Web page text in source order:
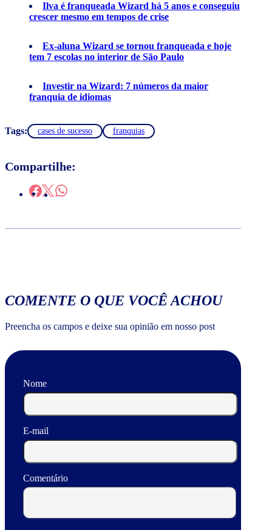
Ilva é franqueada Wizard há 5 anos e conseguiu
crescer mesmo em tempos de crise
Ex-aluna Wizard se tornou franqueada e hoje
tem 7 escolas no interior de São Paulo
Investir na Wizard: 7 números da maior
franquia de idiomas
Tags: cases de sucesso franquias
Compartilhe:
COMENTE O QUE VOCÊ ACHOU
Preencha os campos e deixe sua opinião em nosso post
Nome
E-mail
Comentário